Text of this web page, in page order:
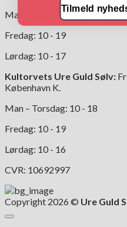
Man – Torsdag: 10 - 18
Fredag: 10 - 19
Lørdag: 10 - 17
Kultorvets Ure Guld Sølv:
København K.
Man – Torsdag: 10 - 18
Fredag: 10 - 19
Lørdag: 10 - 16
CVR: 10692997
Copyright 2026 © Ure Guld
Tilmeld